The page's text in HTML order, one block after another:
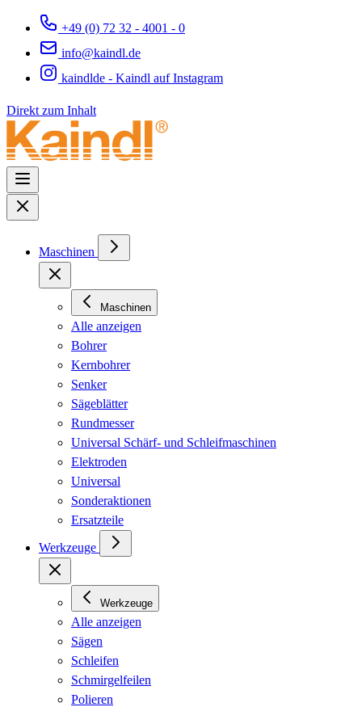
+49 (0) 72 32 - 4001 - 0
info@kaindl.de
kaindlde - Kaindl auf Instagram
Direkt zum Inhalt
Maschinen
Maschinen
Alle anzeigen
Bohrer
Kernbohrer
Senker
Sägeblätter
Rundmesser
Universal Schärf- und Schleifmaschinen
Elektroden
Universal
Sonderaktionen
Ersatzteile
Werkzeuge
Werkzeuge
Alle anzeigen
Sägen
Schleifen
Schmirgelfeilen
Polieren